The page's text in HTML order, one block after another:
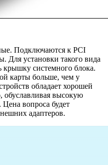
Подключаются к PCI
Для установки такого вида
крышку системного блока.
карты больше, чем у
обладает хорошей
обуславливая высокую
Цена вопроса будет
адаптеров.